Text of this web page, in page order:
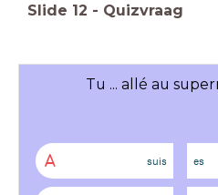
Slide 12 - Quizvraag
Tu ... allé au
A suis es